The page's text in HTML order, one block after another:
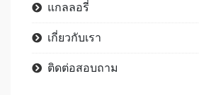
แกลลอรี่
เกี่ยวกับเรา
ติดต่อสอบถาม